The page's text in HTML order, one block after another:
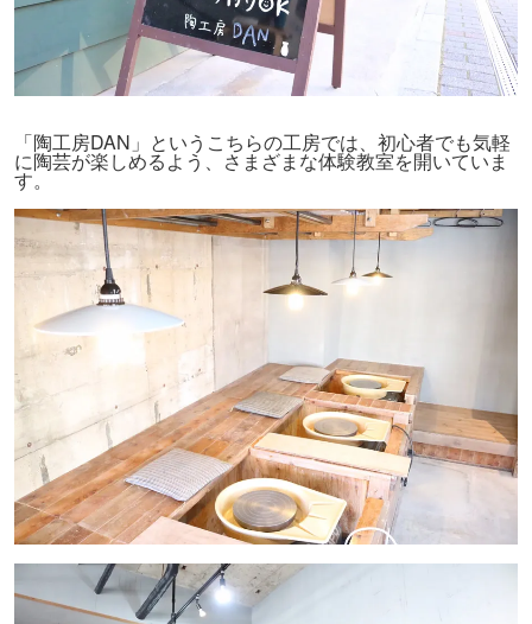
「陶工房DAN」というこちらの工房では、初心者でも気軽
に陶芸が楽しめるよう、さまざまな体験教室を開いていま
す。